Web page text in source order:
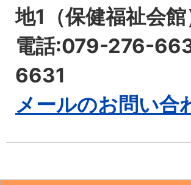
地1（保健福祉会館
電話:079-276-
6631
メールのお問い合